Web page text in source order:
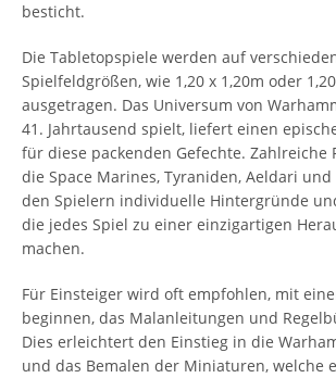
besticht.
Die Tabletopspiele werden auf
Spielfeldgrößen, wie 1,20 x 1,20m oder
ausgetragen. Das Universum von
41. Jahrtausend spielt, liefert einen
für diese packenden Gefechte. Zahlreiche
die Space Marines, Tyraniden, Aeldari
den Spielern individuelle Hintergründe
die jedes Spiel zu einer einzigartigen
machen.
Für Einsteiger wird oft empfohlen, mit
beginnen, das Malanleitungen und
Dies erleichtert den Einstieg in die
und das Bemalen der Miniaturen, welche